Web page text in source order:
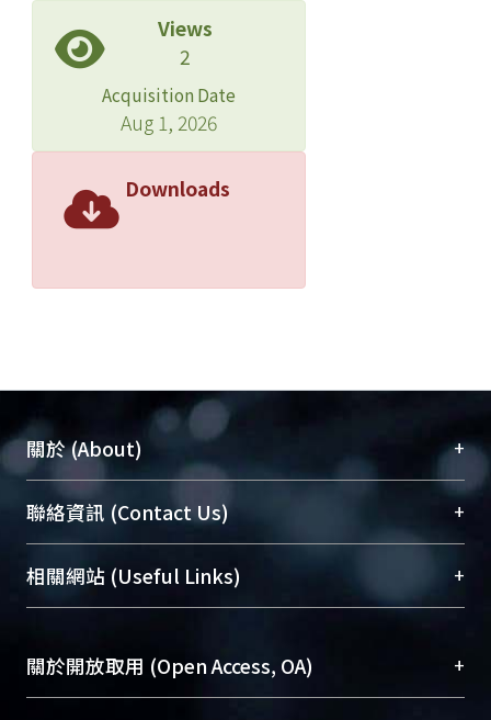
Views
2
Acquisition Date
Aug 1, 2026
Downloads
關於 (About) +
臺大位居世界頂尖大學之列，為永久珍藏及向國際
展現本校豐碩的研究成果及學術能量，圖書館整合
機構典藏（NTUR）與學術庫（AH）不同功能平
台，成為臺大學術典藏NTU scholars。期能整合研
成果。
To permanently archive and promote researcher
聯絡資訊 (Contact Us) +
總館學科館員(Main Library)
醫學圖書館學科館員(Medical Library)
Sciences Library)
相關網站 (Useful Links) +
關於開放取用 (Open Access, OA) +